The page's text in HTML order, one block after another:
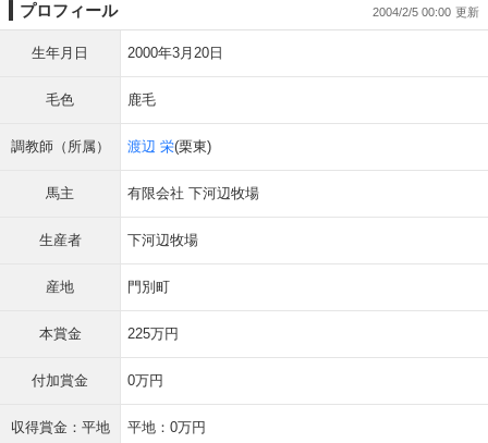
プロフィール 2004/2/5 00:00
生年月日 2000年3月20日
毛色 鹿毛
調教師（所属） 渡辺 栄(栗東)
馬主 有限会社 下河辺牧場
生産者 下河辺牧場
産地 門別町
本賞金 225万円
付加賞金 0万円
収得賞金：平地 平地：0万円